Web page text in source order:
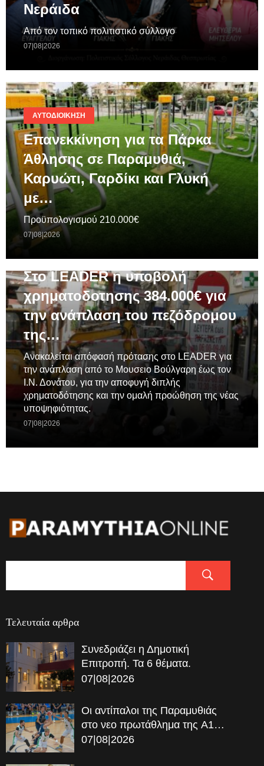
Νεράιδα
Από τον τοπικό πολιτιστικό σύλλογο
07|08|2026
ΑΥΤΟΔΙΟΊΚΗΣΗ
Επανεκκίνηση για τα Πάρκα
Άθλησης σε Παραμυθιά,
Καρυώτι, Γαρδίκι και Γλυκή
με…
Προϋπολογισμού 210.000€
07|08|2026
Στο LEADER η υποβολή
χρηματοδοτησης 384.000€ για
την ανάπλαση του πεζόδρομου
της…
Ανακαλείται απόφασή πρότασης στο LEADER για
την ανάπλαση από το Μουσειο Βούλγαρη έως τον
Ι.Ν. Δονάτου, για την αποφυγή διπλής
χρηματοδότησης και την ομαλή προώθηση της νέας
υποψηφιότητας.
07|08|2026
Τελευταία αρθρα
Συνεδριάζει η Δημοτική
Επιτροπή. Τα 6 θέματα.
07|08|2026
Οι αντίπαλοι της Παραμυθιάς
στο νεο πρωτάθλημα της A1…
07|08|2026